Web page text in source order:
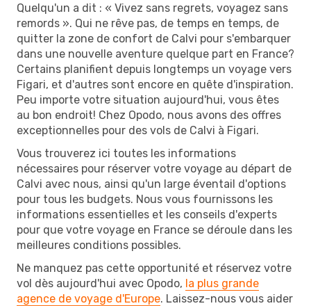
Quelqu'un a dit : « Vivez sans regrets, voyagez sans
remords ». Qui ne rêve pas, de temps en temps, de
quitter la zone de confort de Calvi pour s'embarquer
dans une nouvelle aventure quelque part en France?
Certains planifient depuis longtemps un voyage vers
Figari, et d'autres sont encore en quête d'inspiration.
Peu importe votre situation aujourd'hui, vous êtes
au bon endroit! Chez Opodo, nous avons des offres
exceptionnelles pour des vols de Calvi à Figari.
Vous trouverez ici toutes les informations
nécessaires pour réserver votre voyage au départ de
Calvi avec nous, ainsi qu'un large éventail d'options
pour tous les budgets. Nous vous fournissons les
informations essentielles et les conseils d'experts
pour que votre voyage en France se déroule dans les
meilleures conditions possibles.
Ne manquez pas cette opportunité et réservez votre
vol dès aujourd'hui avec Opodo, la plus grande
agence de voyage d'Europe. Laissez-nous vous aider